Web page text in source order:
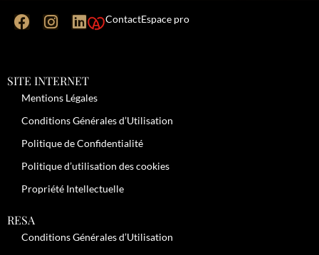
ContactEspace pro
SITE INTERNET
Mentions Légales
Conditions Générales d’Utilisation
Politique de Confidentialité
Politique d’utilisation des cookies
Propriété Intellectuelle
RESA
Conditions Générales d’Utilisation